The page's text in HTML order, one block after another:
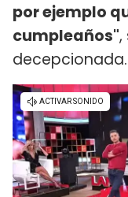
por ejemplo
cumpleaños",
decepcionada.